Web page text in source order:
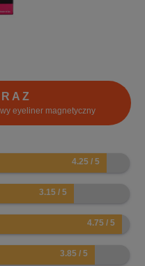
eyeliner magnetyczny